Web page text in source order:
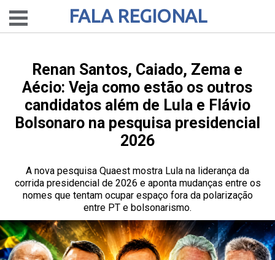
FALA REGIONAL
Renan Santos, Caiado, Zema e
Aécio: Veja como estão os outros
candidatos além de Lula e Flávio
Bolsonaro na pesquisa presidencial
2026
A nova pesquisa Quaest mostra Lula na liderança da
corrida presidencial de 2026 e aponta mudanças entre os
nomes que tentam ocupar espaço fora da polarização
entre PT e bolsonarismo.